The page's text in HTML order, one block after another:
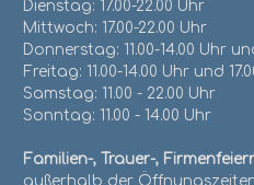
Dienstag: 17.00-22.00 Uhr
Mittwoch: 17.00-22.00 Uhr
Donnerstag: 11.00-14.00 Uhr
Freitag: 11.00-14.00 Uhr und
Samstag: 11.00 - 22.00 Uhr
Sonntag: 11.00 - 14.00 Uhr
Familien-, Trauer-,
außerhalb der